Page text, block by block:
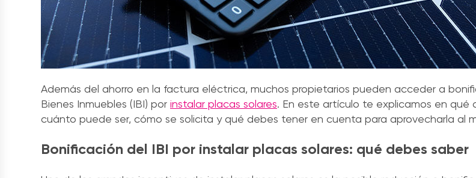
Además del ahorro en la factura eléctrica, muchos propietarios pueden acceder a
Bienes Inmuebles (IBI) por instalar placas solares. En este artículo te explicamos en qué
cuánto puede ser, cómo se solicita y qué debes tener en cuenta para aprovecharla al
Bonificación del IBI por instalar placas solares: qué debes saber